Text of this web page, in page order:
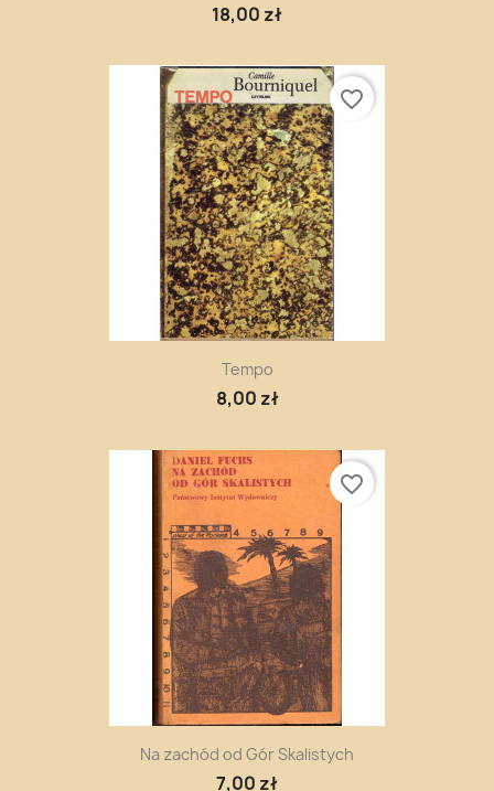
18,00 zł
Tempo
8,00 zł
favorite_border
Na zachód od Gór Skalistych
7,00 zł
favorite_border